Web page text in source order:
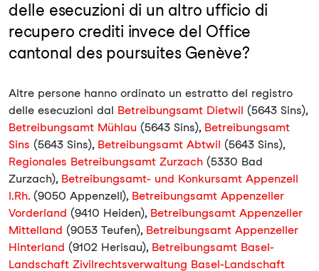
delle esecuzioni di un altro ufficio di
recupero crediti invece del Office
cantonal des poursuites Genève?
Altre persone hanno ordinato un estratto del registro
delle esecuzioni dal Betreibungsamt Dietwil (5643 Sins),
Betreibungsamt Mühlau (5643 Sins), Betreibungsamt
Sins (5643 Sins), Betreibungsamt Abtwil (5643 Sins),
Regionales Betreibungsamt Zurzach (5330 Bad
Zurzach), Betreibungsamt- und Konkursamt Appenzell
I.Rh. (9050 Appenzell), Betreibungsamt Appenzeller
Vorderland (9410 Heiden), Betreibungsamt Appenzeller
Mittelland (9053 Teufen), Betreibungsamt Appenzeller
Hinterland (9102 Herisau), Betreibungsamt Basel-
Landschaft Zivilrechtsverwaltung Basel-Landschaft